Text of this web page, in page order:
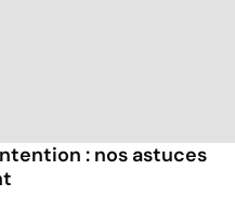
: nos astuces